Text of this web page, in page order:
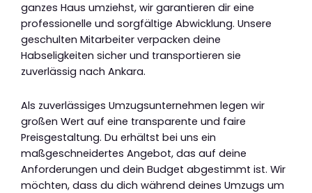
ganzes Haus umziehst, wir garantieren dir eine
professionelle und sorgfältige Abwicklung. Unsere
geschulten Mitarbeiter verpacken deine
Habseligkeiten sicher und transportieren sie
zuverlässig nach Ankara.
Als zuverlässiges Umzugsunternehmen legen wir
großen Wert auf eine transparente und faire
Preisgestaltung. Du erhältst bei uns ein
maßgeschneidertes Angebot, das auf deine
Anforderungen und dein Budget abgestimmt ist. Wir
möchten, dass du dich während deines Umzugs um